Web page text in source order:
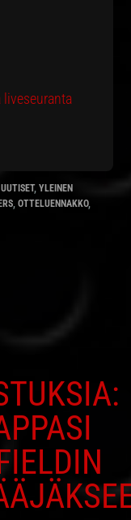
UUTISET,YLEINEN
,OTTELUENNAKKO,